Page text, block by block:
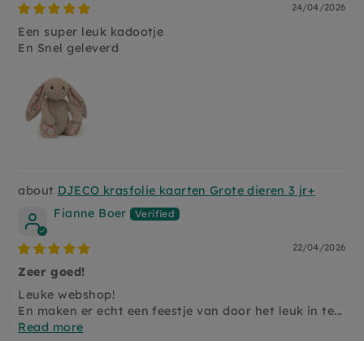
24/04/2026
Een super leuk kadootje
En Snel geleverd
DJECO krasfolie kaarten Grote dieren 3 jr+
Fianne Boer
22/04/2026
Zeer goed!
Leuke webshop!
En maken er echt een feestje van door het leuk in te...
Read more